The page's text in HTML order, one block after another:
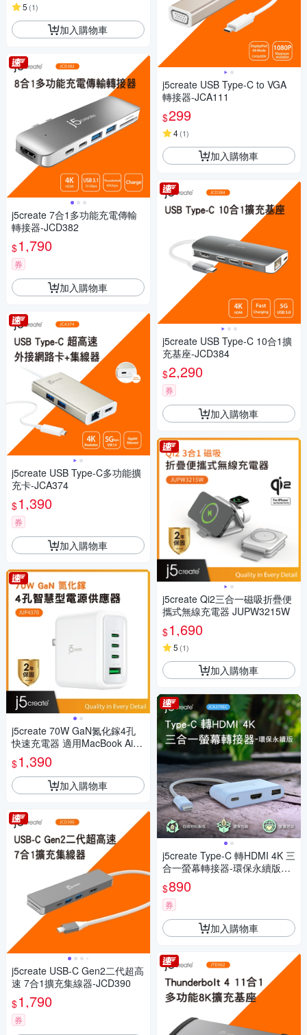
5 (1)
加入購物車
j5create 7合1多功能充電傳輸
轉接器-JCD382
$1,790
券
加入購物車
j5create USB Type-C多功能擴
充卡-JCA374
$1,390
券
加入購物車
j5create 70W GaN氮化鎵4孔
快速充電器 適用MacBook Air/
筆電/iPhone/手機/平板/遊戲機
– JUP4370
$1,390
加入購物車
j5create USB-C Gen2二代超高
速 7合1擴充集線器-JCD390
$1,790
券
j5create USB Type-C to VGA
轉接器-JCA111
$299
4(1)
加入購物車
j5create USB Type-C 10合1擴
充基座-JCD384
$2,290
券
加入購物車
j5create Qi2三合一磁吸折疊便
攜式無線充電器 JUPW3215W
$1,690
5 (1)
加入購物車
j5create Type-C 轉HDMI 4K 三
合一螢幕轉接器-環保永續版– J
CA379EC(清新藍)
$890
券
加入購物車